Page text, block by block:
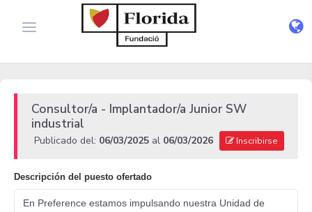
Consultor/a - Implantador/a Junior SW
industrial
Publicado del: 06/03/2025 al 06/03/2026 Inscribirse
Descripción del puesto ofertado
En Preference estamos impulsando nuestra Unidad de